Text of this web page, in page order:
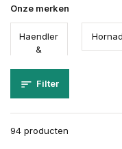
Onze merken
Haendler
&
Filter
94 producten